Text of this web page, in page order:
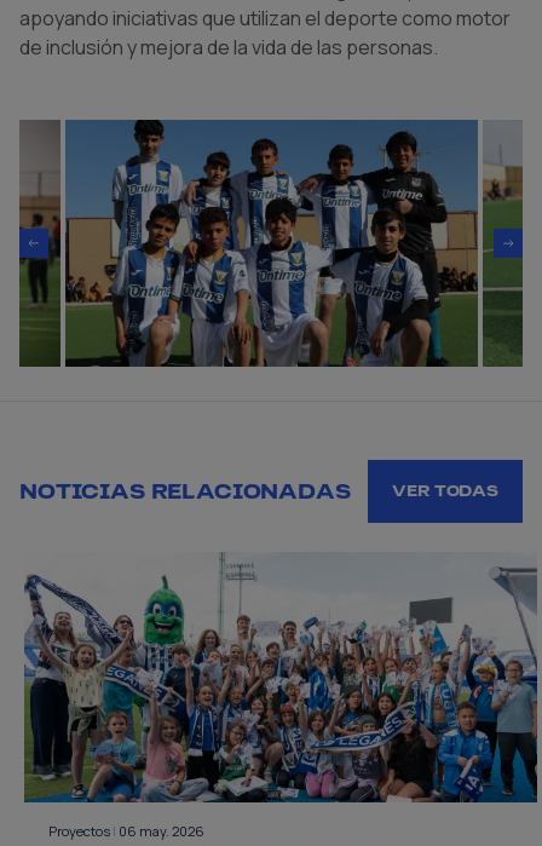
apoyando iniciativas que utilizan el deporte como motor
de inclusión y mejora de la vida de las personas.
NOTICIAS RELACIONADAS VER TODAS
Proyectos | 06 may. 2026